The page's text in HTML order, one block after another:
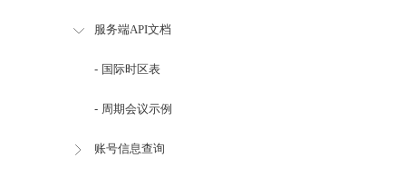
服务端API文档
- 国际时区表
- 周期会议示例
账号信息查询